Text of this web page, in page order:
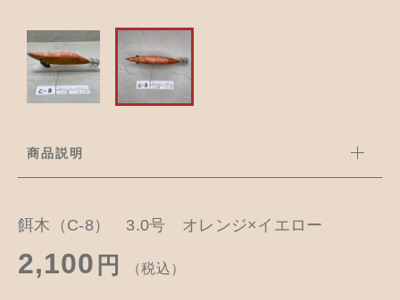
商品説明
餌木（C-8） 3.0号 オレンジ×イエロー
2,100 円 （税込）